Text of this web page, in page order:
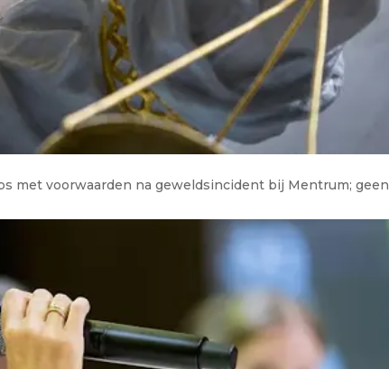
met voorwaarden na geweldsincident bij Mentrum; geen